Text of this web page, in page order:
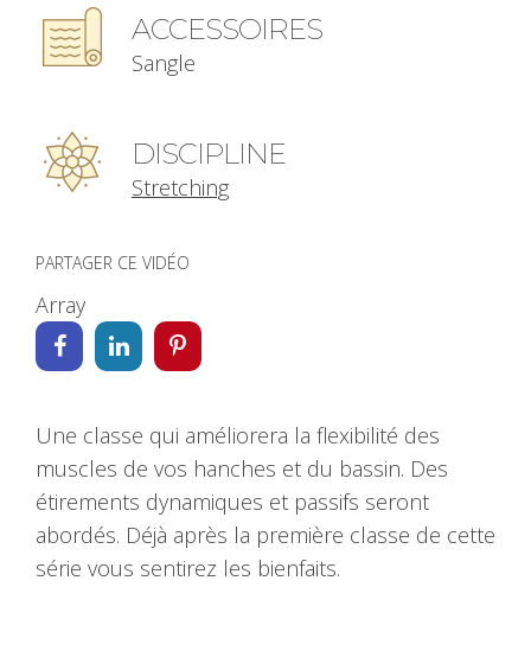
ACCESSOIRES
Sangle
DISCIPLINE
Stretching
PARTAGER CE VIDÉO
Array
Une classe qui améliorera la flexibilité des
muscles de vos hanches et du bassin. Des
étirements dynamiques et passifs seront
abordés. Déjà après la première classe de cette
série vous sentirez les bienfaits.